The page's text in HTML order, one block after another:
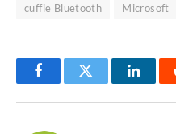
cuffie Bluetooth
Microsoft
FacebookTwitter